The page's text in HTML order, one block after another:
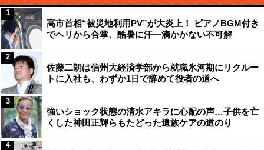
高市首相“被災地利用PV”が大炎上！ ピアノBGM付き
でヘリから合掌、酷暑に汗一滴かかない不可解
1
佐藤二朗は信州大経済学部から就職氷河期にリクルー
トに入社も、わずか1日で辞めて役者の道へ
2
強いショック状態の清水アキラに心配の声…子供を亡
くした神田正輝らもたどった遺族ケアの道のり
3
4